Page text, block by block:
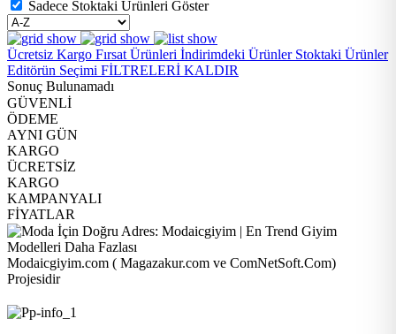
Sadece Stoktaki Ürünleri Göster
Ücretsiz Kargo Fırsat Ürünleri İndirimdeki Ürünler Stoktaki Ürünler
Editörün Seçimi FİLTRELERİ KALDIR
Sonuç Bulunamadı
GÜVENLİ
ÖDEME
AYNI GÜN
KARGO
ÜCRETSİZ
KARGO
KAMPANYALI
FİYATLAR
Modaicgiyim.com ( Magazakur.com ve ComNetSoft.Com)
Projesidir